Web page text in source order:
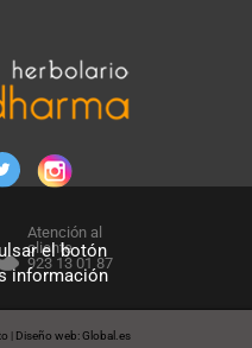
Atención al
cliente
923 13 01 87
Diseño web: Global.es
el botón
información